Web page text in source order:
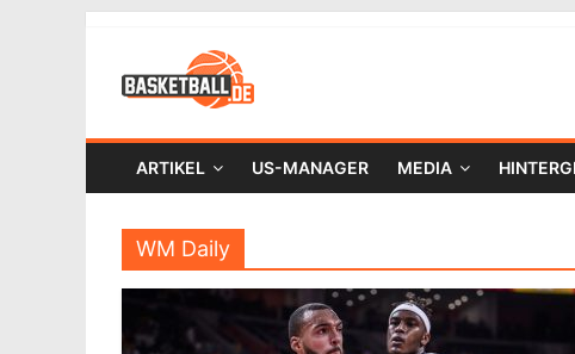
ARTIKEL US-MANAGER MEDIA
WM Daily